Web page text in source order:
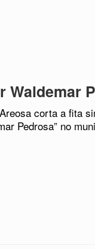
Waldemar
corta a fita
Pedrosa” no